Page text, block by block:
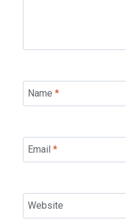
Name *
Email *
Website